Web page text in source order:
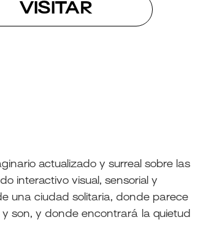
VISITAR
actualizado y surreal sobre las
interactivo visual, sensorial y
una ciudad solitaria, donde parece
son, y donde encontrará la quietud